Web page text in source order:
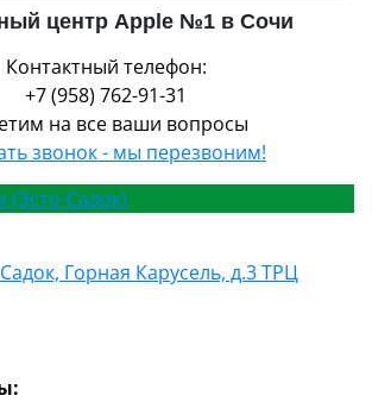
центр Apple №1 в Сочи
Контактный телефон:
+7 (958) 762-91-31
на все ваши вопросы
звонок - мы перезвоним!
(Эсто-Садок)
Горная Карусель, д.3 ТРЦ